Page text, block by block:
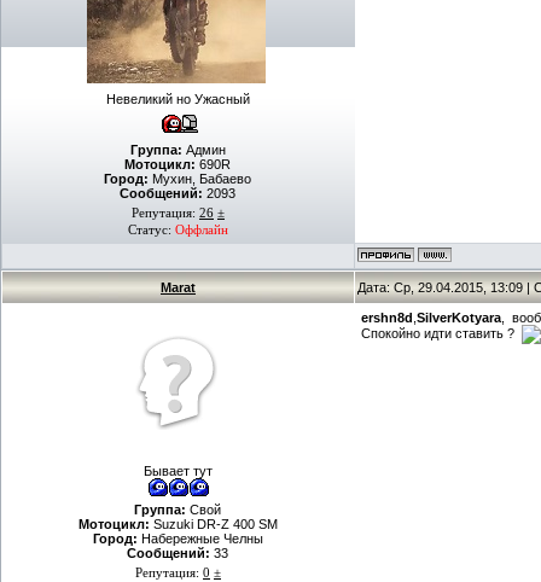
Невеликий но Ужасный
Группа: Админ
Мотоцикл: 690R
Город: Мухин, Бабаево
Сообщений: 2093
Репутация: 26 ±
Статус: Оффлайн
Marat Дата: Ср, 29.04.2015, 13:09 |
Бывает тут
Группа: Свой
Мотоцикл: Suzuki DR-Z 400 SM
Город: Набережные Челны
Сообщений: 33
Репутация: 0 ±
ershn8d SilverKotyara ,
Спокойно идти ставить ?